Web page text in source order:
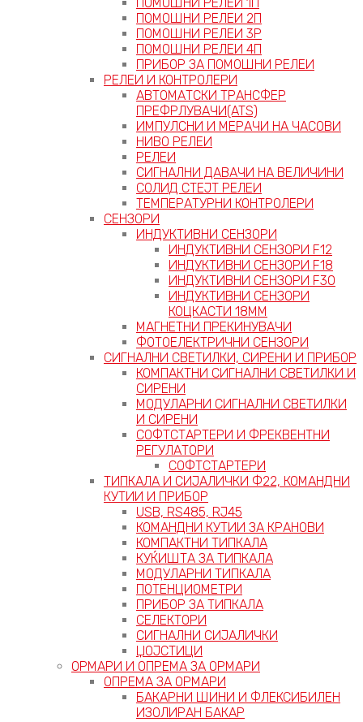
ПОМОШНИ РЕЛЕИ 2П
ПОМОШНИ РЕЛЕИ 3P
ПОМОШНИ РЕЛЕИ 4П
ПРИБОР ЗА ПОМОШНИ РЕЛЕИ
РЕЛЕИ И КОНТРОЛЕРИ
АВТОМАТСКИ ТРАНСФЕР
ПРЕФРЛУВАЧИ(ATS)
ИМПУЛСНИ И МЕРАЧИ НА ЧАСОВИ
НИВО РЕЛЕИ
РЕЛЕИ
СИГНАЛНИ ДАВАЧИ НА ВЕЛИЧИНИ
СОЛИД СТЕЈТ РЕЛЕИ
ТЕМПЕРАТУРНИ КОНТРОЛЕРИ
СЕНЗОРИ
ИНДУКТИВНИ СЕНЗОРИ
ИНДУКТИВНИ СЕНЗОРИ F12
ИНДУКТИВНИ СЕНЗОРИ F18
ИНДУКТИВНИ СЕНЗОРИ F30
ИНДУКТИВНИ СЕНЗОРИ
КОЦКАСТИ 18ММ
МАГНЕТНИ ПРЕКИНУВАЧИ
ФОТОЕЛЕКТРИЧНИ СЕНЗОРИ
СИГНАЛНИ СВЕТИЛКИ, СИРЕНИ И ПРИБОР
КОМПАКТНИ СИГНАЛНИ СВЕТИЛКИ И
СИРЕНИ
МОДУЛАРНИ СИГНАЛНИ СВЕТИЛКИ
И СИРЕНИ
СОФТСТАРТЕРИ И ФРЕКВЕНТНИ
РЕГУЛАТОРИ
СОФТСТАРТЕРИ
ТИПКАЛА И СИЈАЛИЧКИ Ф22, КОМАНДНИ
КУТИИ И ПРИБОР
USB, RS485, RJ45
КОМАНДНИ КУТИИ ЗА КРАНОВИ
КОМПАКТНИ ТИПКАЛА
КУЌИШТА ЗА ТИПКАЛА
МОДУЛАРНИ ТИПКАЛА
ПОТЕНЦИОМЕТРИ
ПРИБОР ЗА ТИПКАЛА
СЕЛЕКТОРИ
СИГНАЛНИ СИЈАЛИЧКИ
ЏОЈСТИЦИ
ОРМАРИ И ОПРЕМА ЗА ОРМАРИ
ОПРЕМА ЗА ОРМАРИ
БАКАРНИ ШИНИ И ФЛЕКСИБИЛЕН
ИЗОЛИРАН БАКАР